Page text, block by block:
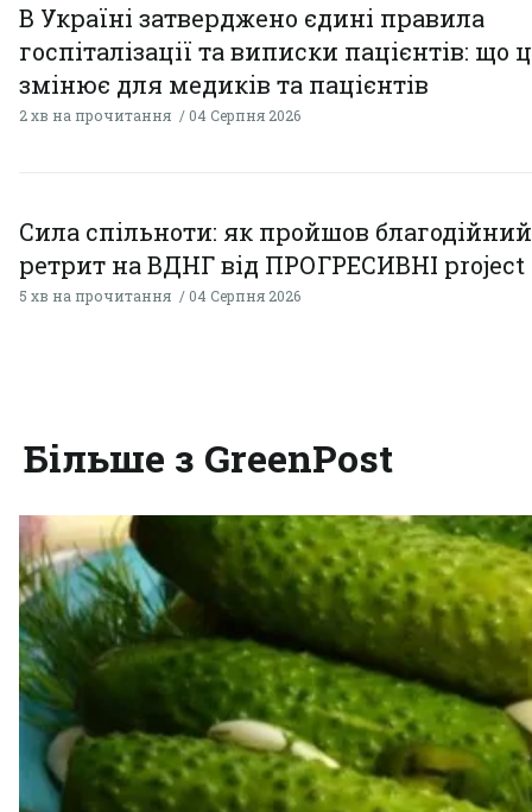
В Україні затверджено єдині правила
госпіталізації та виписки пацієнтів: що
змінює для медиків та пацієнтів
2 хв на прочитання 04 Серпня 2026
Сила спільноти: як пройшов благодійний
ретрит на ВДНГ від ПРОГРЕСИВНІ project
5 хв на прочитання 04 Серпня 2026
Більше з GreenPost